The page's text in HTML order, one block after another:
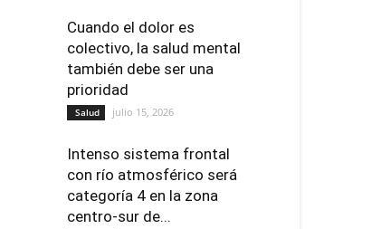
Cuando el dolor es
colectivo, la salud mental
también debe ser una
prioridad
Salud julio 15, 2026
Intenso sistema frontal
con río atmosférico será
categoría 4 en la zona
centro-sur de...